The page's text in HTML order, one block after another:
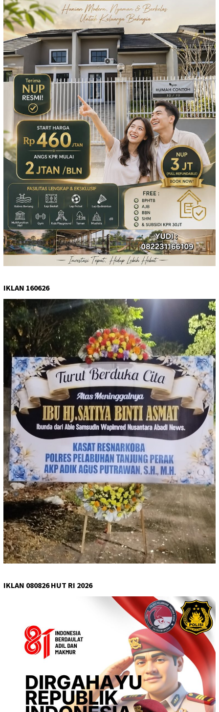
IKLAN 160626
IKLAN 080826 HUT RI 2026